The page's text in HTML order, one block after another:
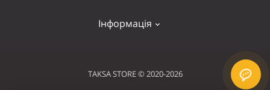
Інформація
Контакти
TAKSA STORE © 2020-2026